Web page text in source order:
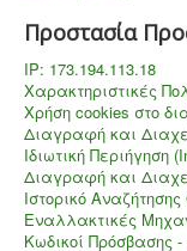
Προστασία
IP: 173.194.113.18
Χαρακτηριστικές
Χρήση cookies στο
Διαγραφή και
Ιδιωτική Περιήγηση
Διαγραφή και
Ιστορικό Αναζήτησης
Εναλλακτικές
Κωδικοί Πρόσβασης -